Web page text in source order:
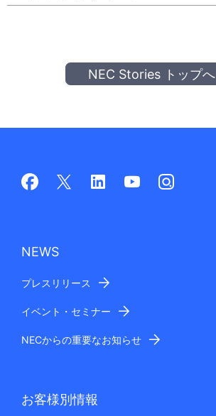
NEC Stories トップへ
NEWS
プレスリリース
イベント・セミナー
NECからの重要なお知らせ
お客様別情報